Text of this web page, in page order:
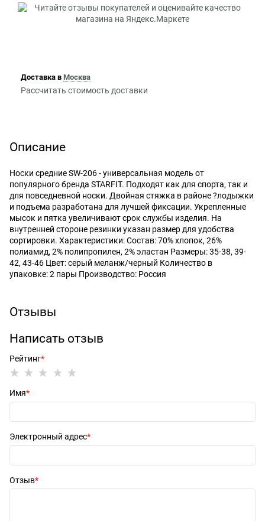
Доставка в Москва
Рассчитать стоимость доставки
Описание
Носки средние SW-206 - универсальная модель от
популярного бренда STARFIT. Подходят как для спорта, так и
для повседневной носки. Двойная стяжка в районе ?лодыжки
и подъема разработана для лучшей фиксации. Укрепленные
мысок и пятка увеличивают срок службы изделия. На
внутренней стороне резинки указан размер для удобства
сортировки. Характеристики: Состав: 70% хлопок, 26%
полиамид, 2% полипропилен, 2% эластан Размеры: 35-38, 39-
42, 43-46 Цвет: серый меланж/черный Количество в
упаковке: 2 пары Производство: Россия
Отзывы
Написать отзыв
Рейтинг
Имя
Электронный адрес
Отзыв